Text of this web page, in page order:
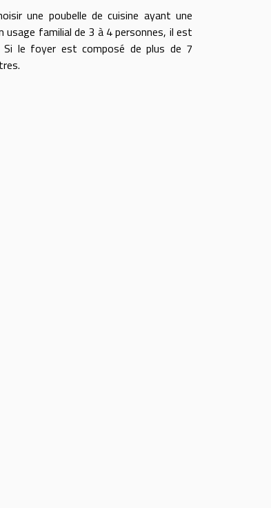
une poubelle de cuisine ayant une
familial de 3 à 4 personnes, il est
le foyer est composé de plus de 7